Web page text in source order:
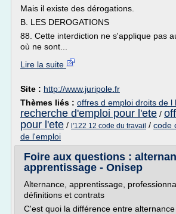
Mais il existe des dérogations.
B. LES DEROGATIONS
88. Cette interdiction ne s'applique pas
où ne sont...
Lire la suite
Site : http://www.juripole.fr
Thèmes liés : offres d emploi droits de l
recherche d'emploi pour l'ete /
pour l'ete / l'122 12 code du travail / code
de l'emploi
Foire aux questions :
apprentissage - Onisep
Alternance, apprentissage,
définitions et contrats
C'est quoi la différence entre